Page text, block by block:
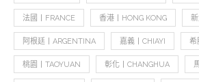
法國丨FRANCE 香港丨HONG KONG
阿根廷丨ARGENTINA 嘉義丨CHIAYI 希
桃園丨TAOYUAN 彰化丨CHANGHUA